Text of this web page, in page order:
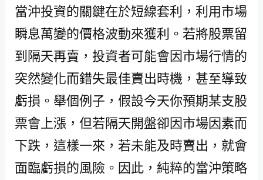
當沖投資的關鍵在於短線套利，利用市場
瞬息萬變的價格波動來獲利。若將股票留
到隔天再賣，投資者可能會因市場行情的
突然變化而錯失最佳賣出時機，甚至導致
虧損。舉個例子，假設今天你預期某支股
票會上漲，但若隔天開盤卻因市場因素而
下跌，這樣一來，若未能及時賣出，就會
面臨虧損的風險。因此，純粹的當沖策略